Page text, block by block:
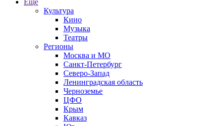
Еще
Культура
Кино
Музыка
Театры
Регионы
Москва и МО
Санкт-Петербург
Северо-Запад
Ленинградская область
Черноземье
ЦФО
Крым
Кавказ